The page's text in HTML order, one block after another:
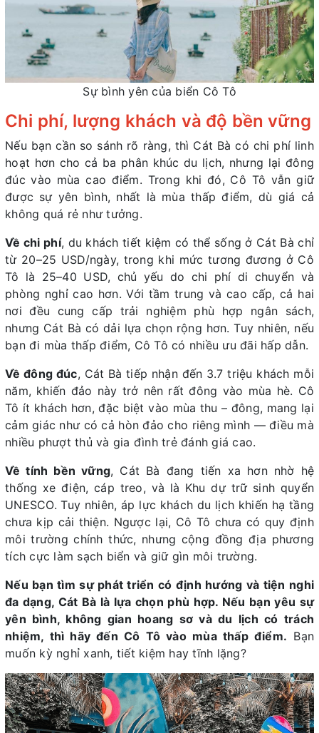
Sự bình yên của biển Cô Tô
Chi phí, lượng khách và độ bền vững
Nếu bạn cần so sánh rõ ràng, thì Cát Bà có chi phí linh
hoạt hơn cho cả ba phân khúc du lịch, nhưng lại đông
đúc vào mùa cao điểm. Trong khi đó, Cô Tô vẫn giữ
được sự yên bình, nhất là mùa thấp điểm, dù giá cả
không quá rẻ như tưởng.
Về chi phí, du khách tiết kiệm có thể sống ở Cát Bà chỉ
từ 20–25 USD/ngày, trong khi mức tương đương ở Cô
Tô là 25–40 USD, chủ yếu do chi phí di chuyển và
phòng nghỉ cao hơn. Với tầm trung và cao cấp, cả hai
nơi đều cung cấp trải nghiệm phù hợp ngân sách,
nhưng Cát Bà có dải lựa chọn rộng hơn. Tuy nhiên, nếu
bạn đi mùa thấp điểm, Cô Tô có nhiều ưu đãi hấp dẫn.
Về đông đúc, Cát Bà tiếp nhận đến 3.7 triệu khách mỗi
năm, khiến đảo này trở nên rất đông vào mùa hè. Cô
Tô ít khách hơn, đặc biệt vào mùa thu – đông, mang lại
cảm giác như có cả hòn đảo cho riêng mình — điều mà
nhiều phượt thủ và gia đình trẻ đánh giá cao.
Về tính bền vững, Cát Bà đang tiến xa hơn nhờ hệ
thống xe điện, cáp treo, và là Khu dự trữ sinh quyển
UNESCO. Tuy nhiên, áp lực khách du lịch khiến hạ tầng
chưa kịp cải thiện. Ngược lại, Cô Tô chưa có quy định
môi trường chính thức, nhưng cộng đồng địa phương
tích cực làm sạch biển và giữ gìn môi trường.
Nếu bạn tìm sự phát triển có định hướng và tiện nghi
đa dạng, Cát Bà là lựa chọn phù hợp. Nếu bạn yêu sự
yên bình, không gian hoang sơ và du lịch có trách
nhiệm, thì hãy đến Cô Tô vào mùa thấp điểm. Bạn
muốn kỳ nghỉ xanh, tiết kiệm hay tĩnh lặng?